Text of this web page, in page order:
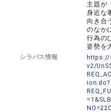
主題が
身近な
向き合
のなか
行為の
姿勢を
シラバス情報
https://
v2/
ion.do?